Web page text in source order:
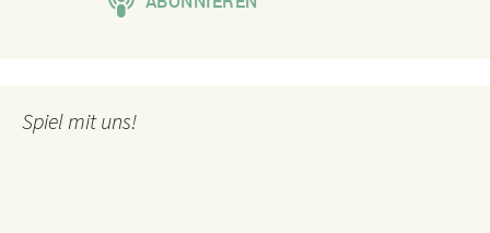
Spiel mit uns!